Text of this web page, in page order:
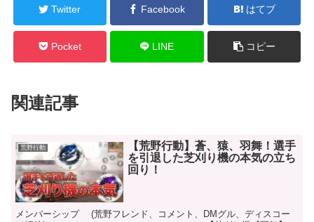
Twitter Facebook はてブ
Pocket LINE コピー
関連記事
荒野行動
【荒野行動】蒼、猿、羽舞！選手
を引退した芝刈り機の本気の立ち
回り！
メンバーシップ (荒野フレンド、コメント、DMグル、ディスコー